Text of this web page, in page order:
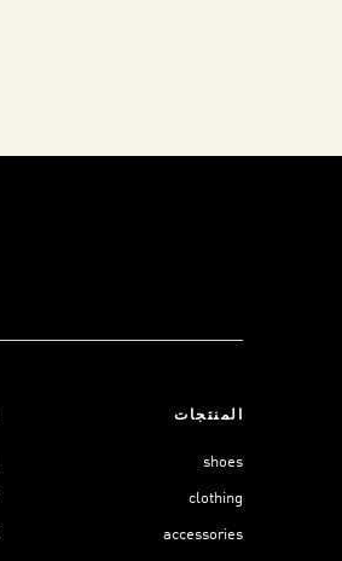
المنتجات
shoes
clothing
accessories